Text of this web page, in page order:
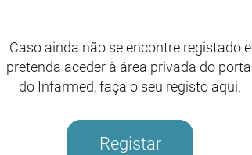
Caso ainda não se encontre registado e
pretenda aceder à área privada do portal
do Infarmed, faça o seu registo aqui.
Registar